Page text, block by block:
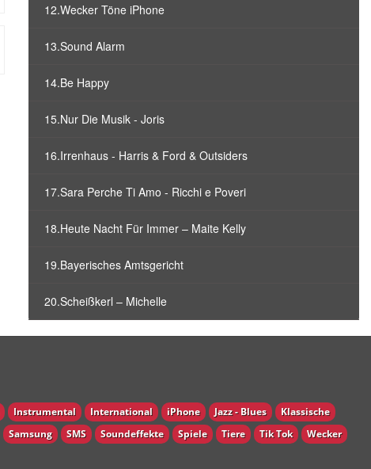
12.Wecker Töne iPhone
13.Sound Alarm
14.Be Happy
15.Nur Die Musik - Joris
16.Irrenhaus - Harris & Ford & Outsiders
17.Sara Perche Ti Amo - Ricchi e Poveri
18.Heute Nacht Für Immer – Maite Kelly
19.Bayerisches Amtsgericht
20.Scheißkerl – Michelle
Instrumental International iPhone Jazz - Blues
Klassische
Samsung SMS Soundeffekte Spiele Tiere Tik Tok
Wecker